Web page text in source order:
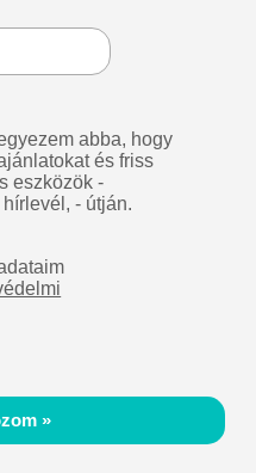
abba, hogy
és friss
eszközök -
- útján.
»